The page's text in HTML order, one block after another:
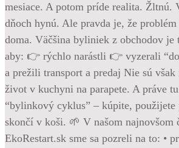
mesiace. A potom príde realita. Žltnú.
dňoch hynú. Ale pravda je, že
doma. Väčšina byliniek z obchodov je
aby: 👉 rýchlo narástli 👉 vyzerali
a prežili transport a predaj Nie sú však
život v kuchyni na parapete. A práve
“bylinkový cyklus” – kúpite,
skončí v koši. 🌱 V našom najnovšom
EkoRestart.sk sme sa pozreli na to: •